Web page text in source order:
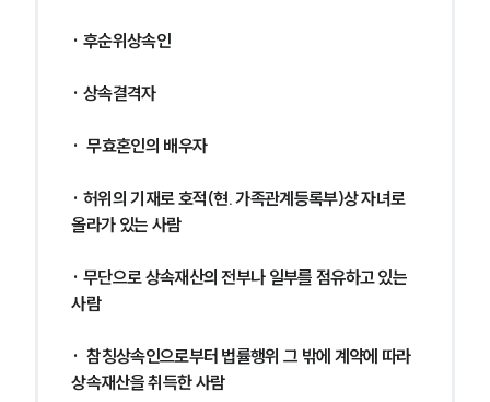
· 후순위상속인
· 상속결격자
·  무효혼인의 배우자
· 허위의 기재로 호적(현. 가족관계등록부)상 자녀로
올라가 있는 사람
· 무단으로 상속재산의 전부나 일부를 점유하고 있는
사람
·  참칭상속인으로부터 법률행위 그 밖에 계약에 따라
상속재산을 취득한 사람